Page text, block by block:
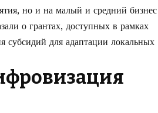
но и на малый и средний бизнес
о грантах, доступных в рамках
субсидий для адаптации локальных